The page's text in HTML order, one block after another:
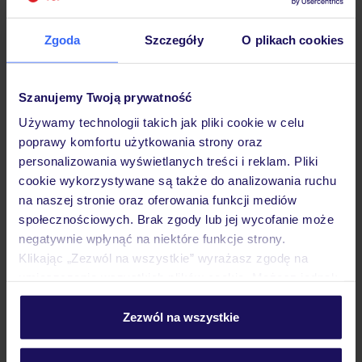
Zgoda Szczegóły O plikach cookies
Szanujemy Twoją prywatność
Używamy technologii takich jak pliki cookie w celu
poprawy komfortu użytkowania strony oraz
personalizowania wyświetlanych treści i reklam. Pliki
cookie wykorzystywane są także do analizowania ruchu
na naszej stronie oraz oferowania funkcji mediów
społecznościowych. Brak zgody lub jej wycofanie może
negatywnie wpłynąć na niektóre funkcje strony.
Klikając „Zezwól na wszystkie” wyrażasz zgodę na
personalizować swój wybór wchodząc w zakładkę
Szczegółowe informacje o plikach cookie znajdziesz
Zezwól na wszystkie
Pokoje
Wyżywienie
Atrakcje
Ważne informacje